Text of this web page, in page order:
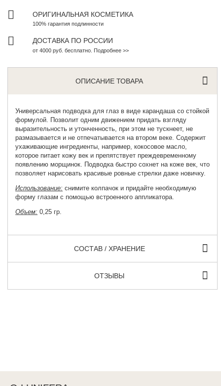
ОРИГИНАЛЬНАЯ КОСМЕТИКА
100% гарантия подлинности
ДОСТАВКА ПО РОССИИ
от 4000 руб. бесплатно. Подробнее >>
ОПИСАНИЕ ТОВАРА
Универсальная подводка для глаз в виде карандаша со стойкой
формулой. Позволит одним движением придать взгляду
выразительность и утонченность, при этом не тускнеет, не
размазывается и не отпечатывается на втором веке. Содержит
ухаживающие ингредиенты, например, кокосовое масло,
которое питает кожу век и препятствует преждевременному
появлению морщинок. Подводка быстро сохнет на коже век, что
позволяет нарисовать красивые ровные стрелки даже новичку.
Использование: снимите колпачок и придайте необходимую
форму глазам с помощью встроенного аппликатора.
Объем: 0,25 гр.
СОСТАВ / ХРАНЕНИЕ
ОТЗЫВЫ